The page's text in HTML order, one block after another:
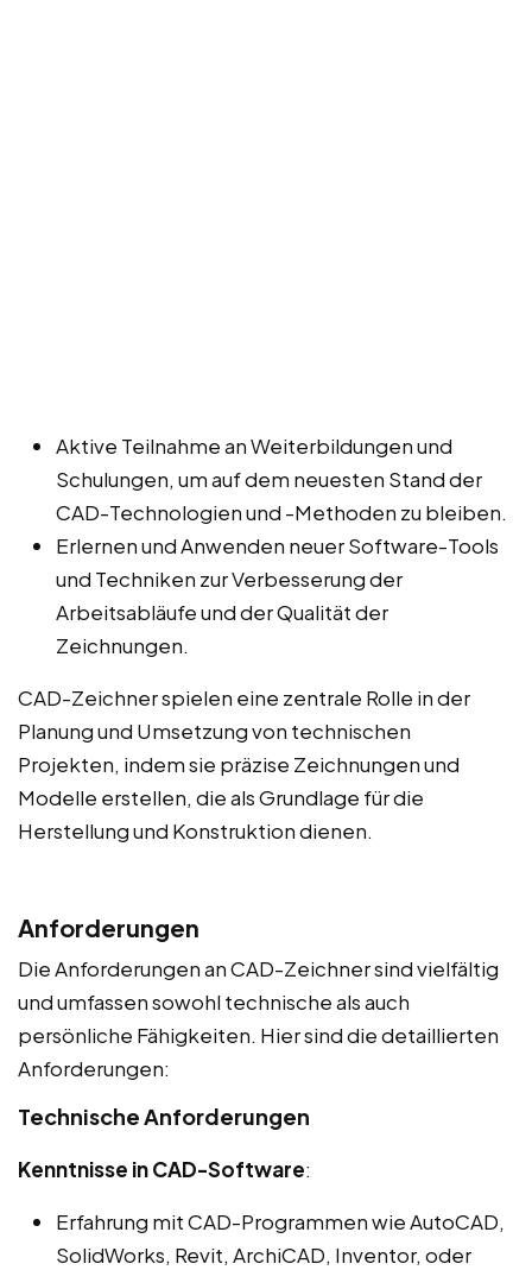
Aktive Teilnahme an Weiterbildungen und
Schulungen, um auf dem neuesten Stand der
CAD-Technologien und -Methoden zu bleiben.
Erlernen und Anwenden neuer Software-Tools
und Techniken zur Verbesserung der
Arbeitsabläufe und der Qualität der
Zeichnungen.
CAD-Zeichner spielen eine zentrale Rolle in der
Planung und Umsetzung von technischen
Projekten, indem sie präzise Zeichnungen und
Modelle erstellen, die als Grundlage für die
Herstellung und Konstruktion dienen.
Anforderungen
Die Anforderungen an CAD-Zeichner sind vielfältig
und umfassen sowohl technische als auch
persönliche Fähigkeiten. Hier sind die detaillierten
Anforderungen:
Technische Anforderungen
Kenntnisse in CAD-Software:
Erfahrung mit CAD-Programmen wie AutoCAD,
SolidWorks, Revit, ArchiCAD, Inventor, oder